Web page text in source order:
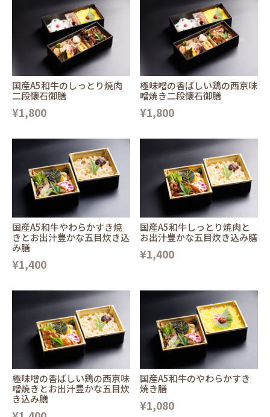
国産A5和牛のしっとり焼肉
二段懐石御膳
¥1,800
極味噌の香ばしい鶏の西京味
噌焼き二段懐石御膳
¥1,800
国産A5和牛やわらかすき焼
きとお出汁豊かな五目炊き込
み膳
¥1,400
国産A5和牛しっとり焼肉と
お出汁豊かな五目炊き込み膳
¥1,400
極味噌の香ばしい鶏の西京味
噌焼きとお出汁豊かな五目炊
き込み膳
国産A5和牛のやわらかすき
焼き膳
¥1,080